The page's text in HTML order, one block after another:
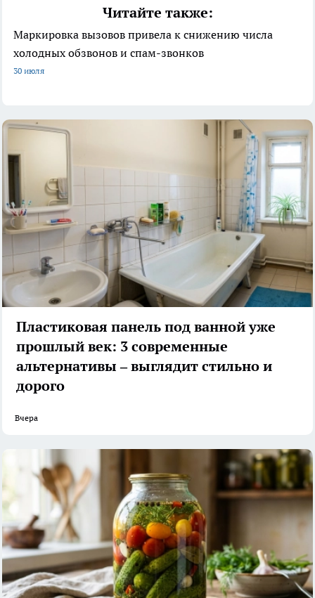
Читайте также:
Маркировка вызовов привела к снижению числа
холодных обзвонов и спам-звонков
30 июля
Пластиковая панель под ванной уже
прошлый век: 3 современные
альтернативы – выглядит стильно и
дорого
Вчера